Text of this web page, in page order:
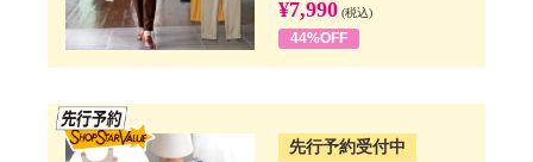
¥7,990 (税込)
44%OFF
先行予約受付中